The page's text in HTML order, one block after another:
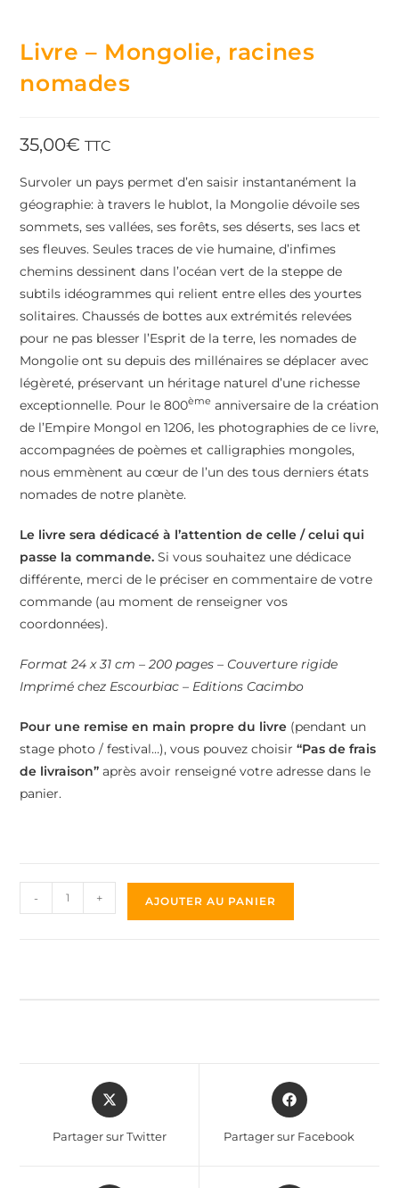
Livre – Mongolie, racines
nomades
35,00€ TTC
Survoler un pays permet d’en saisir instantanément la
géographie: à travers le hublot, la Mongolie dévoile ses
sommets, ses vallées, ses forêts, ses déserts, ses lacs et
ses fleuves. Seules traces de vie humaine, d’infimes
chemins dessinent dans l’océan vert de la steppe de
subtils idéogrammes qui relient entre elles des yourtes
solitaires. Chaussés de bottes aux extrémités relevées
pour ne pas blesser l’Esprit de la terre, les nomades de
Mongolie ont su depuis des millénaires se déplacer avec
légèreté, préservant un héritage naturel d’une richesse
exceptionnelle. Pour le 800ème anniversaire de la création
de l’Empire Mongol en 1206, les photographies de ce livre,
accompagnées de poèmes et calligraphies mongoles,
nous emmènent au cœur de l’un des tous derniers états
nomades de notre planète.
Le livre sera dédicacé à l’attention de celle / celui qui
passe la commande. Si vous souhaitez une dédicace
différente, merci de le préciser en commentaire de votre
commande (au moment de renseigner vos
coordonnées).
Format 24 x 31 cm – 200 pages – Couverture rigide
Imprimé chez Escourbiac – Editions Cacimbo
Pour une remise en main propre du livre (pendant un
stage photo / festival…), vous pouvez choisir“Pas de frais
de livraison” après avoir renseigné votre adresse dans le
panier.
- + AJOUTER AU PANIER
Partager sur Twitter Partager sur Facebook